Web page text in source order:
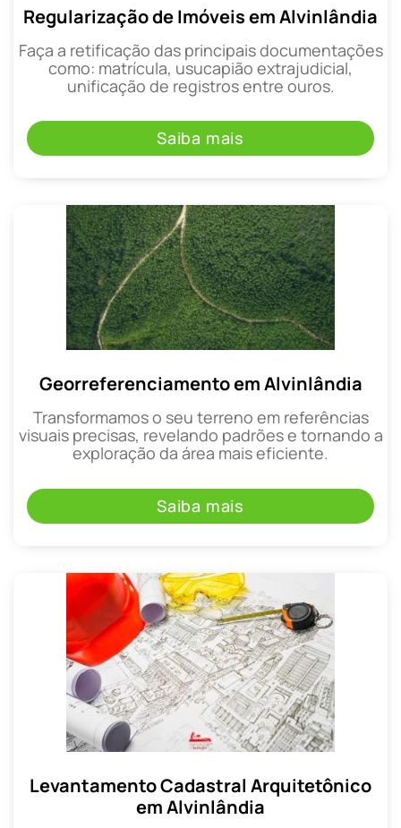
Regularização de Imóveis em Alvinlândia
Faça a retificação das principais documentações
como: matrícula, usucapião extrajudicial,
unificação de registros entre ouros.
Saiba mais
Georreferenciamento em Alvinlândia
Transformamos o seu terreno em referências
visuais precisas, revelando padrões e tornando a
exploração da área mais eficiente.
Saiba mais
Levantamento Cadastral Arquitetônico
em Alvinlândia